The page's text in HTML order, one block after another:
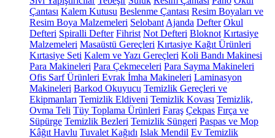
Çantası Kalem Kutusu Beslenme Çantası Resim Boyaları ve
Resim Boya Malzemeleri Selobant Ajanda Defter Okul
Defteri Spiralli Defter Fihrist Not Defteri Bloknot Kırtasiye
Malzemeleri Masaüstü Gereçleri Kırtasiye Kağıt Ürünleri
Kırtasiye Seti Kalem ve Yazı Gereçleri Koli Bandı Makinesi
Para Makineleri Para Çekmeceleri Para Sayma Makineleri
Ofis Sarf Ürünleri Evrak İmha Makineleri Laminasyon
Makineleri Barkod Okuyucu Temizlik Gereçleri ve
Ekipmanları Temizlik Eldiveni Temizlik Kovası Temizlik,
Ovma Teli Tüy Toplama Ürünleri Faraş Çekpas Fırça ve
Süpürge Temizlik Bezleri Temizlik Süngeri Paspas ve Mop
Kâğıt Havlu Tuvalet Kağıdı Islak Mendil Ev Temizlik